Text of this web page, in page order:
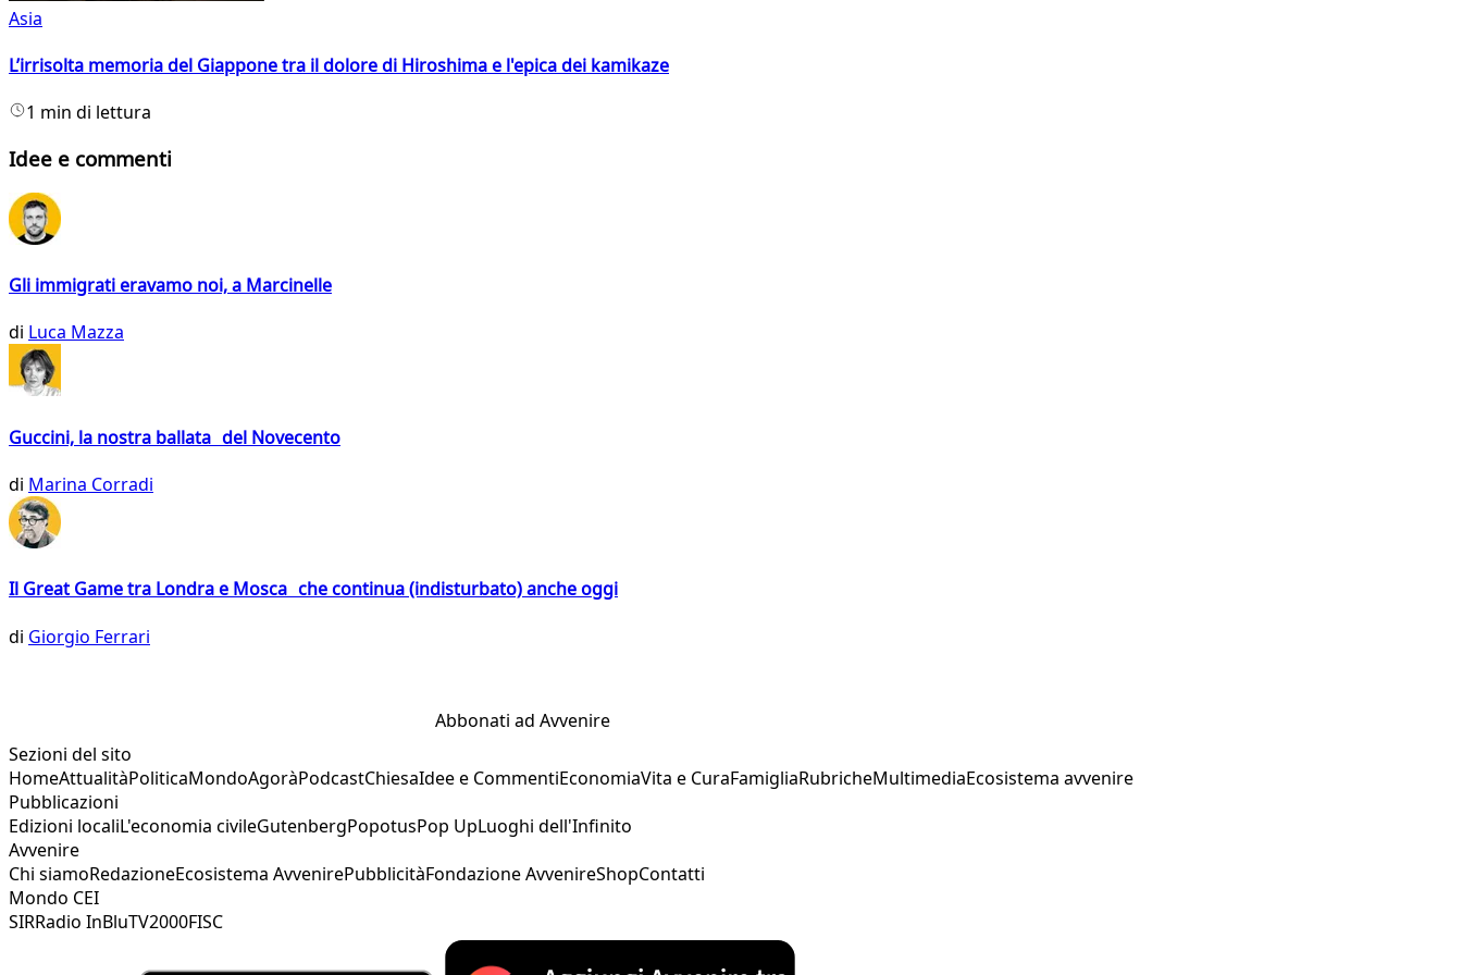
Asia
L’irrisolta memoria del Giappone tra il dolore di Hiroshima e l'epica dei kamikaze
1 min di lettura
Idee e commenti
Gli immigrati eravamo noi, a Marcinelle
di Luca Mazza
Guccini, la nostra ballata del Novecento
di Marina Corradi
Il Great Game tra Londra e Mosca che continua (indisturbato) anche oggi
di Giorgio Ferrari
Abbonati ad Avvenire
Sezioni del sito
HomeAttualitàPoliticaMondoAgoràPodcastChiesaIdee e CommentiEconomiaVita e CuraFamigliaRubricheMultimediaEcosistema avvenire
Pubblicazioni
Edizioni localiL'economia civileGutenbergPopotusPop UpLuoghi dell'Infinito
Avvenire
Chi siamoRedazioneEcosistema AvvenirePubblicitàFondazione AvvenireShopContatti
Mondo CEI
SIRRadio InBluTV2000FISC